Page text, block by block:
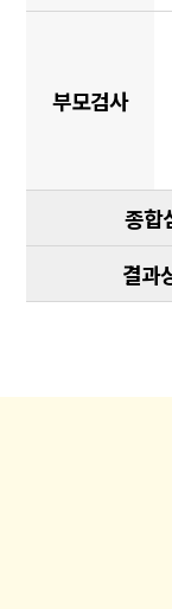
부모검사
종합
결과